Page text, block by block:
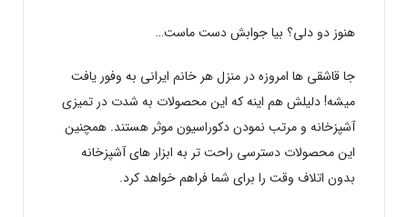
هنوز دو دلی؟ بیا جوابش دست ماست…
جا قاشقی ها امروزه در منزل هر خانم ایرانی به وفور یافت
میشه! دلیلش هم اینه که این محصولات به شدت در تمیزی
آشپزخانه و مرتب نمودن دکوراسیون موثر هستند. همچنین
این محصولات دسترسی راحت تر به ابزار های آشپزخانه
بدون اتلاف وقت را برای شما فراهم خواهد کرد.